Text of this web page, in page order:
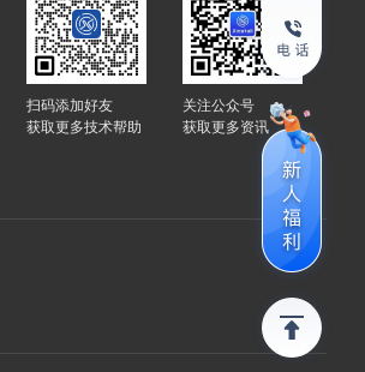
扫码添加好友
获取更多技术帮助
关注公众号
获取更多资讯